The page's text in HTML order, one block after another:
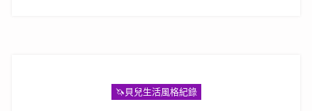
🦄️貝兒生活風格紀錄